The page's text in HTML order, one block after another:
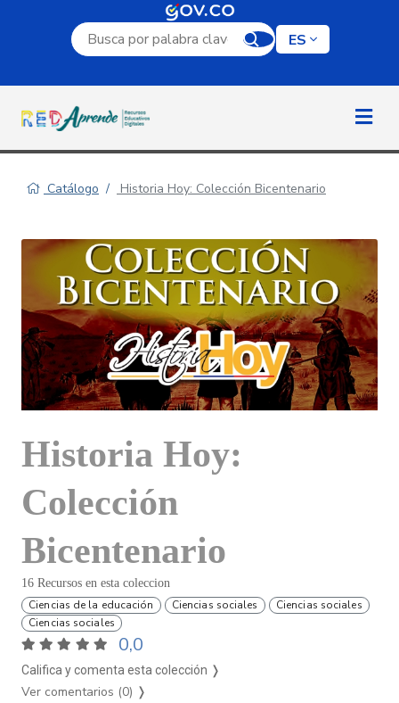
Campo de búsqueda por palabra clave
ES
Catálogo Historia Hoy: Colección Bicentenario
Historia Hoy:
Colección
Bicentenario
16 Recursos en esta coleccion
Ciencias de la educación Ciencias sociales
Ciencias sociales
Ciencias sociales
0,0
Califica y comenta esta colección ❭
Ver comentarios (0) ❭